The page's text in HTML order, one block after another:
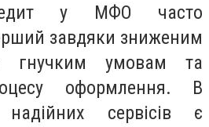
у МФО часто
завдяки зниженим
гнучким умовам та
оформлення. В
сервісів є